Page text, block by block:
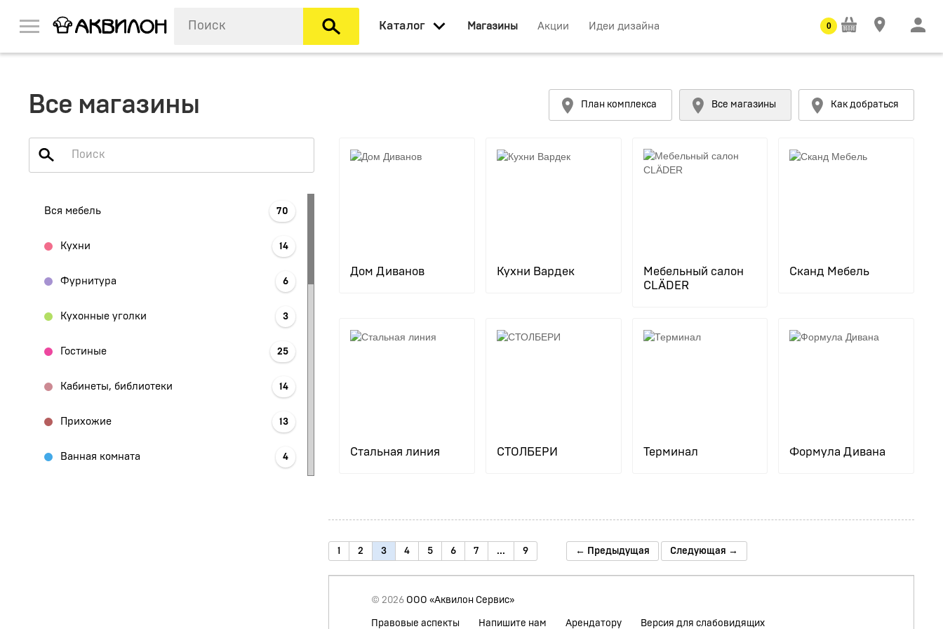
Каталог Магазины Акции Идеи дизайна 0
Все магазины Как добраться
Все магазины
План комплекса
Дом Диванов Кухни Вардек
Мебельный салон
CLÄDER
Сканд Мебель
Стальная линия СТОЛБЕРИ Терминал Формула Дивана
1 2 3 4 5 6 7 ... 9 ← Предыдущая Следующая →
© 2026 ООО «Аквилон Сервис»
Правовые аспекты Напишите нам Арендатору Версия для слабовидящих
Вся мебель 70
Кухни 14
Фурнитура 6
Кухонные уголки 3
Гостиные 25
Кабинеты, библиотеки 14
Прихожие 13
Ванная комната 4